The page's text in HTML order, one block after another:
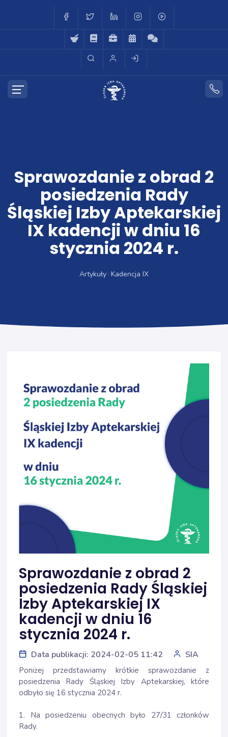
Sprawozdanie z obrad 2
posiedzenia Rady
Śląskiej Izby Aptekarskiej
IX kadencji w dniu 16
stycznia 2024 r.
Artykuły Kadencja IX
Sprawozdanie z obrad 2
posiedzenia Rady Śląskiej
Izby Aptekarskiej IX
kadencji w dniu 16
stycznia 2024 r.
Data publikacji: 2024-02-05 11:42 SIA
Poniżej przedstawiamy krótkie sprawozdanie z
posiedzenia Rady Śląskiej Izby Aptekarskiej, które
odbyło się 16 stycznia 2024 r.
1. Na posiedzeniu obecnych było 27/31 członków
Rady.